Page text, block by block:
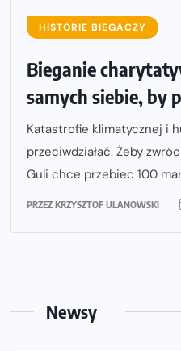
HISTORIE BIEGACZY
Bieganie
samych siebie, by
Katastrofie klimatycznej i
przeciwdziałać. Żeby
Guli chce przebiec 100
PRZEZ KRZYSZTOF ULANOWSKI
Newsy